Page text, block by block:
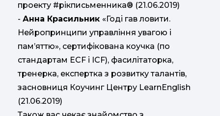
проекту #рікписьменника® (21.06.2019)
- Анна Красильник «Годі гав ловити.
Нейропринципи управління увагою і
пам’яттю», сертифікована коучка (по
стандартам ECF і ICF), фасилітаторка,
тренерка, експертка з розвитку талантів,
засновниця Коучинг Центру LearnEnglish
(21.06.2019)